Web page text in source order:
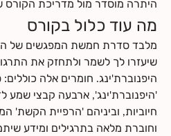
התינוק.ת שלכם ועם הצוות הרפואי.
לחצי כאןלקרוא עוד על תוכן הקורס
לחציכאןלמצוא מידע על החזרי
מה עוד כלול בקורס
מלבד סדרת חמשת המפגשים של
שיעזרו לך לשמר ולתחזק את
היפנוברת'ינג. חומרים אלה
'היפנוברת'ינג', ארבעה קבצי שמע
חיוביות, וביניהם 'הרפיית הקשת'
וחוברת מלאה בתרגילים ומידע